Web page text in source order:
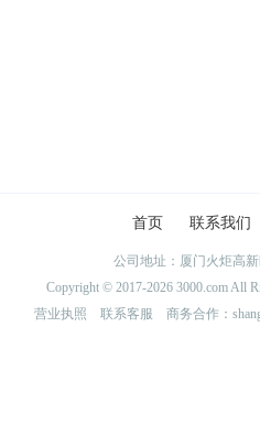
首页 联系我们
公司地址：厦门火炬高
Copyright © 2017-2026 3000.com
营业执照
联系客服 商务合作：